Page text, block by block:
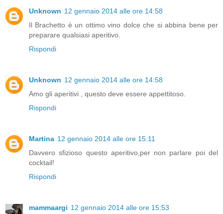
Unknown 12 gennaio 2014 alle ore 14:58
Il Brachetto è un ottimo vino dolce che si abbina bene per
preparare qualsiasi aperitivo.
Rispondi
Unknown 12 gennaio 2014 alle ore 14:58
Amo gli aperitivi , questo deve essere appettitoso.
Rispondi
Martina 12 gennaio 2014 alle ore 15:11
Davvero sfizioso questo aperitivo,per non parlare poi del
cocktail!
Rispondi
mammaargi 12 gennaio 2014 alle ore 15:53